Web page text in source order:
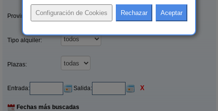
Provincias/Islas:
Tipo alquiler:
Plazas:
Entrada: Salida: X
Fechas más buscadas